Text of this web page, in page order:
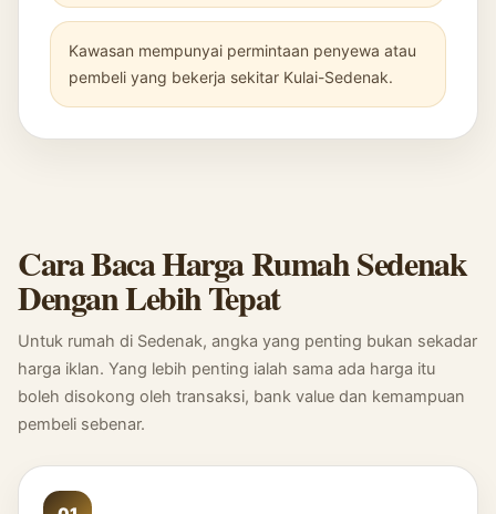
Kawasan mempunyai permintaan penyewa atau
pembeli yang bekerja sekitar Kulai-Sedenak.
Cara Baca Harga Rumah Sedenak
Dengan Lebih Tepat
Untuk rumah di Sedenak, angka yang penting bukan sekadar
harga iklan. Yang lebih penting ialah sama ada harga itu
boleh disokong oleh transaksi, bank value dan kemampuan
pembeli sebenar.